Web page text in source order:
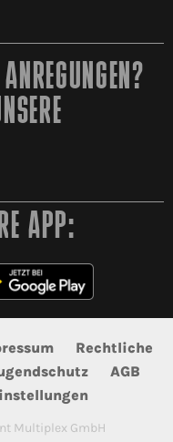
APP:
Rechtliche
AGB
Multiplex GmbH